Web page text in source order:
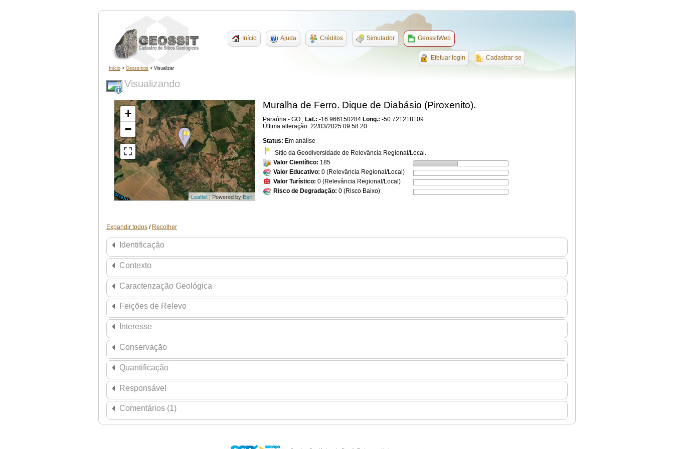
Início Ajuda Créditos Simulador GeossitWeb
Efetuar login Cadastrar-se
Início > Geossítios > Visualizar
Visualizando
+
−
Leaflet| Powered by Esri
Muralha de Ferro. Dique de Diabásio (Piroxenito).
Paraúna - GO , Lat.: -16.966150284 Long.: -50.721218109
Última alteração: 22/03/2025 09:58:20
Status: Em análise
Sítio da Geodiversidade de Relevância Regional/Local.
Valor Científico: 185
Valor Educativo: 0 (Relevância Regional/Local)
Valor Turístico: 0 (Relevância Regional/Local)
Risco de Degradação: 0 (Risco Baixo)
Expandir todos / Recolher
Identificação
Contexto
Caracterização Geológica
Feições de Relevo
Interesse
Conservação
Quantificação
Responsável
Comentários (1)